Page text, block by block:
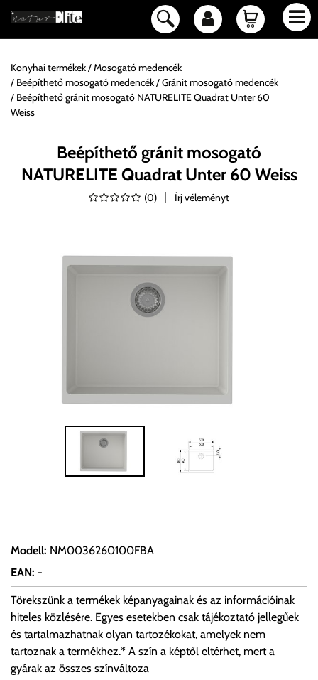
Konyhai termékek
Mosogató medencék
Beépíthető mosogató medencék
Gránit mosogató medencék
Beépíthető gránit mosogató NATURELITE Quadrat Unter 60
Weiss
Beépíthető gránit mosogató
NATURELITE Quadrat Unter 60 Weiss
(0) Írj véleményt
Modell: NM0036260100FBA
EAN: -
Törekszünk a termékek képanyagainak és az információinak
hiteles közlésére. Egyes esetekben csak tájékoztató jellegűek
és tartalmazhatnak olyan tartozékokat, amelyek nem
tartoznak a termékhez.* A szín a képtől eltérhet, mert a
gyárak az összes színváltoza